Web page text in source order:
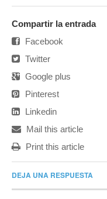
Compartir la entrada
Facebook
Twitter
Google plus
Pinterest
Linkedin
Mail this article
Print this article
DEJA UNA RESPUESTA